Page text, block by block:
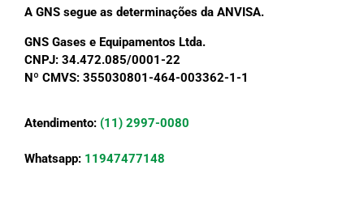
A GNS segue as determinações da ANVISA.
GNS Gases e Equipamentos Ltda.
CNPJ: 34.472.085/0001-22
Nº CMVS: 355030801-464-003362-1-1
Atendimento: (11) 2997-0080
Whatsapp: 11947477148